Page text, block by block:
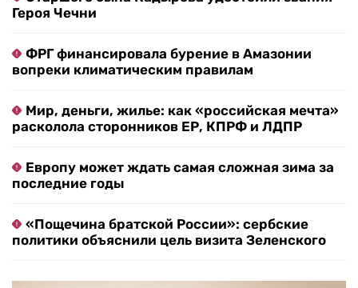
Героя Чечни
ФРГ финансировала бурение в Амазонии
вопреки климатическим правилам
Мир, деньги, жилье: как «российская мечта»
расколола сторонников ЕР, КПРФ и ЛДПР
Европу может ждать самая сложная зима за
последние годы
«Пощечина братской России»: сербские
политики объяснили цель визита Зеленского